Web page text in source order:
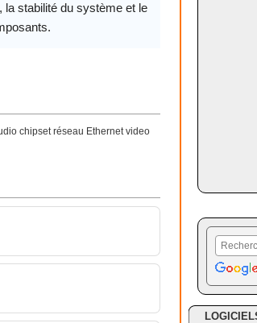
stabilité du système et le
chipset réseau Ethernet video